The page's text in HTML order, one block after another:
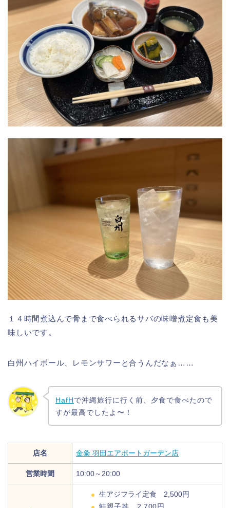
１４時間煮込んで骨まで食べられるサバの味噌煮定食も美
味しいです。
白州ハイボール、レモンサワーと合うんだなぁ……
HafHで沖縄旅行に行く前、夕食で食べたので
すが最高でしたよ〜！
店名 金粂 羽田エアポートガーデン店
営業時間 10:00～20:00
生アジフライ定食 2,500円